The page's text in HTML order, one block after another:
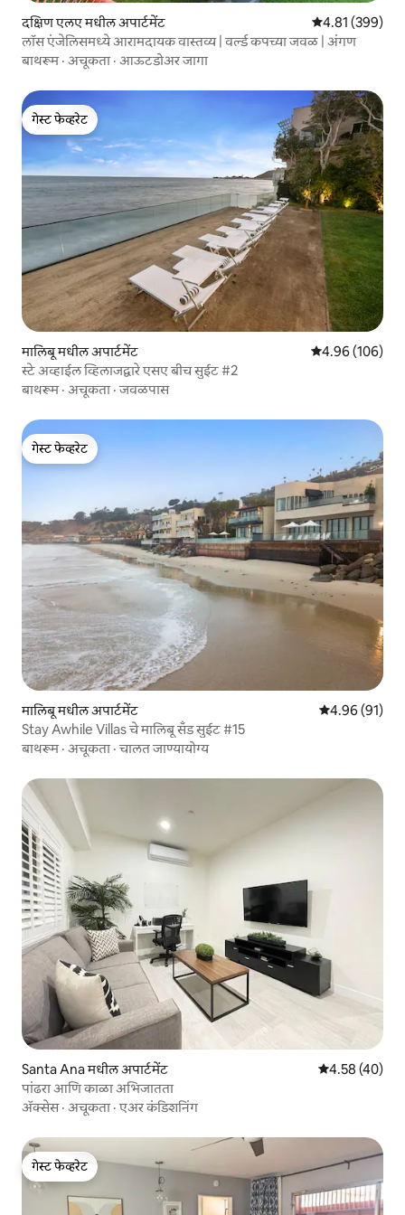
दक्षिण एलए मधील अपार्टमेंट 5 पैकी 4.81
4.81 (399)
लॉस एंजेलिसमध्ये आरामदायक वास्तव्य | वर्ल्ड कपच्या जवळ | अंगण
बाथरूम· अचूकता · आऊटडोअर जागा
गेस्ट फेव्हरेट
गेस्ट फेव्हरेट
मालिबू मधील अपार्टमेंट 5 पैकी 4.96
4.96 (106)
स्टे अव्हाईल व्हिलाजद्वारे एसए बीच सुईट #2
बाथरूम· अचूकता ·जवळपास
गेस्ट फेव्हरेट
गेस्ट फेव्हरेट
मालिबू मधील अपार्टमेंट 5 पैकी 4.96
4.96 (91)
Stay Awhile Villas चे मालिबू सँड सुईट #15
बाथरूम· अचूकता ·चालत जाण्यायोग्य
Santa Ana मधील अपार्टमेंट 5 पैकी 4.58
4.58 (40)
पांढरा आणि काळा अभिजातता
ॲक्सेस· अचूकता ·एअर कंडिशनिंग
गेस्ट फेव्हरेट
गेस्ट फेव्हरेट